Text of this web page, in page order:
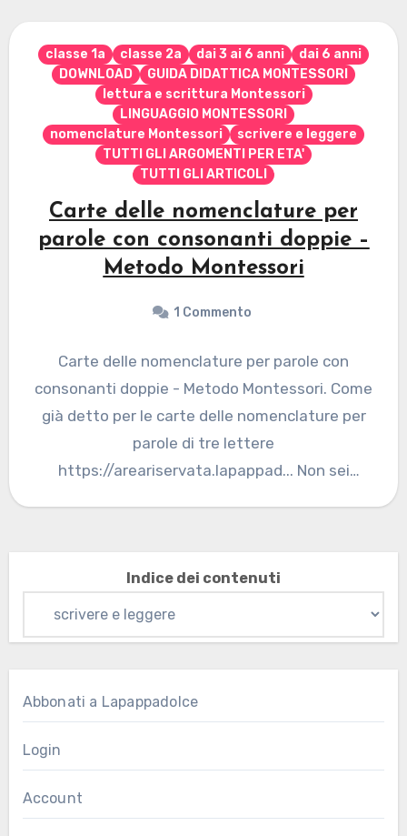
classe 1a classe 2a dai 3 ai 6 anni
dai 6 anni
DOWNLOAD
GUIDA DIDATTICA MONTESSORI
lettura e scrittura Montessori
LINGUAGGIO MONTESSORI
nomenclature Montessori
scrivere e leggere
TUTTI GLI ARGOMENTI PER ETA'
TUTTI GLI ARTICOLI
Carte delle nomenclature per
parole con consonanti doppie –
Metodo Montessori
1 Commento
Carte delle nomenclature per parole con
consonanti doppie - Metodo Montessori. Come
già detto per le carte delle nomenclature per
parole di tre lettere
https://areariservata.lapappad... Non sei
Indice dei contenuti
Abbonati a Lapappadolce
Login
Account